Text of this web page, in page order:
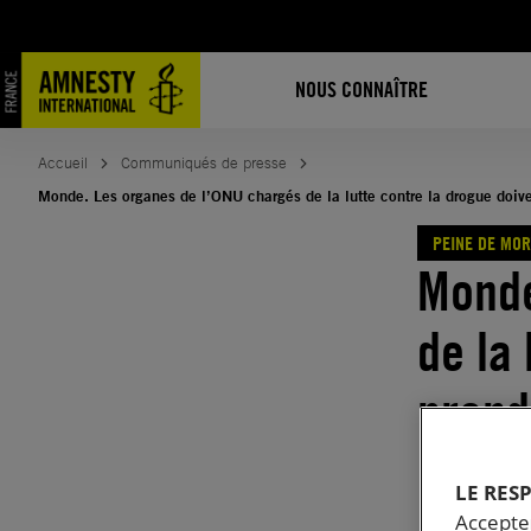
NOUS CONNAÎTRE
contenu
Accueil
Communiqués de presse
Monde. Les organes de l’ONU chargés de la lutte contre la drogue
PEINE DE
de la
LE